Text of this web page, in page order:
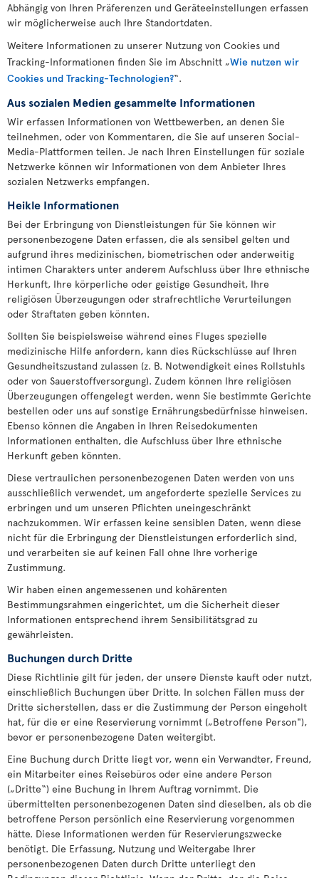
Abhängig von Ihren Präferenzen und Geräteeinstellungen erfassen
wir möglicherweise auch Ihre Standortdaten.
Weitere Informationen zu unserer Nutzung von Cookies und
Tracking-Informationen finden Sie im Abschnitt „Wie nutzen wir
Cookies und Tracking-Technologien?“.
Aus sozialen Medien gesammelte Informationen
Wir erfassen Informationen von Wettbewerben, an denen Sie
teilnehmen, oder von Kommentaren, die Sie auf unseren Social-
Media-Plattformen teilen. Je nach Ihren Einstellungen für soziale
Netzwerke können wir Informationen von dem Anbieter Ihres
sozialen Netzwerks empfangen.
Heikle Informationen
Bei der Erbringung von Dienstleistungen für Sie können wir
personenbezogene Daten erfassen, die als sensibel gelten und
aufgrund ihres medizinischen, biometrischen oder anderweitig
intimen Charakters unter anderem Aufschluss über Ihre ethnische
Herkunft, Ihre körperliche oder geistige Gesundheit, Ihre
religiösen Überzeugungen oder strafrechtliche Verurteilungen
oder Straftaten geben könnten.
Sollten Sie beispielsweise während eines Fluges spezielle
medizinische Hilfe anfordern, kann dies Rückschlüsse auf Ihren
Gesundheitszustand zulassen (z. B. Notwendigkeit eines Rollstuhls
oder von Sauerstoffversorgung). Zudem können Ihre religiösen
Überzeugungen offengelegt werden, wenn Sie bestimmte Gerichte
bestellen oder uns auf sonstige Ernährungsbedürfnisse hinweisen.
Ebenso können die Angaben in Ihren Reisedokumenten
Informationen enthalten, die Aufschluss über Ihre ethnische
Herkunft geben könnten.
Diese vertraulichen personenbezogenen Daten werden von uns
ausschließlich verwendet, um angeforderte spezielle Services zu
erbringen und um unseren Pflichten uneingeschränkt
nachzukommen. Wir erfassen keine sensiblen Daten, wenn diese
nicht für die Erbringung der Dienstleistungen erforderlich sind,
und verarbeiten sie auf keinen Fall ohne Ihre vorherige
Zustimmung.
Wir haben einen angemessenen und kohärenten
Bestimmungsrahmen eingerichtet, um die Sicherheit dieser
Informationen entsprechend ihrem Sensibilitätsgrad zu
gewährleisten.
Buchungen durch Dritte
Diese Richtlinie gilt für jeden, der unsere Dienste kauft oder nutzt,
einschließlich Buchungen über Dritte. In solchen Fällen muss der
Dritte sicherstellen, dass er die Zustimmung der Person eingeholt
hat, für die er eine Reservierung vornimmt („Betroffene Person"),
bevor er personenbezogene Daten weitergibt.
Eine Buchung durch Dritte liegt vor, wenn ein Verwandter, Freund,
ein Mitarbeiter eines Reisebüros oder eine andere Person
(„Dritte“) eine Buchung in Ihrem Auftrag vornimmt. Die
übermittelten personenbezogenen Daten sind dieselben, als ob die
betroffene Person persönlich eine Reservierung vorgenommen
hätte. Diese Informationen werden für Reservierungszwecke
benötigt. Die Erfassung, Nutzung und Weitergabe Ihrer
personenbezogenen Daten durch Dritte unterliegt den